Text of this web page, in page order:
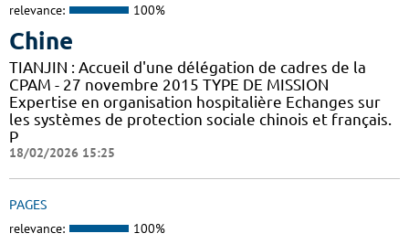
relevance: 100%
Chine
TIANJIN : Accueil d'une délégation de cadres de la
CPAM - 27 novembre 2015 TYPE DE MISSION
Expertise en organisation hospitalière Echanges sur
les systèmes de protection sociale chinois et français.
P
18/02/2026 15:25
PAGES
relevance: 100%